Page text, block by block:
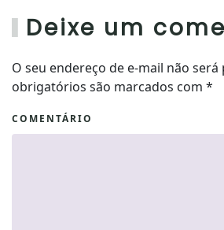
Deixe um
O seu endereço de e-mail não
obrigatórios são marcados com *
COMENTÁRIO